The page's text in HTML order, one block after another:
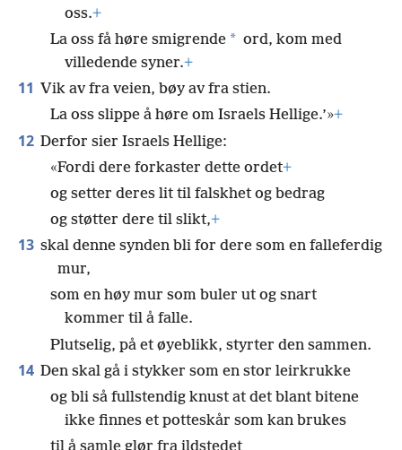
oss.+
La oss få høre smigrende * ord, kom med
villedende syner.+
11 Vik av fra veien, bøy av fra stien.
La oss slippe å høre om Israels Hellige.’»+
12 Derfor sier Israels Hellige:
«Fordi dere forkaster dette ordet+
og setter deres lit til falskhet og bedrag
og støtter dere til slikt,+
13 skal denne synden bli for dere som en falleferdig
mur,
som en høy mur som buler ut og snart
kommer til å falle.
Plutselig, på et øyeblikk, styrter den sammen.
14 Den skal gå i stykker som en stor leirkrukke
og bli så fullstendig knust at det blant bitene
ikke finnes et potteskår som kan brukes